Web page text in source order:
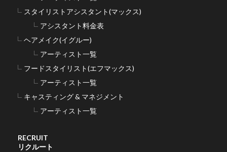
スタイリストアシスタント(マックス)
アシスタント料金表
ヘアメイク(イグルー)
アーティスト一覧
フードスタイリスト(エフマックス)
アーティスト一覧
キャスティング & マネジメント
アーティスト一覧
RECRUIT
リクルート